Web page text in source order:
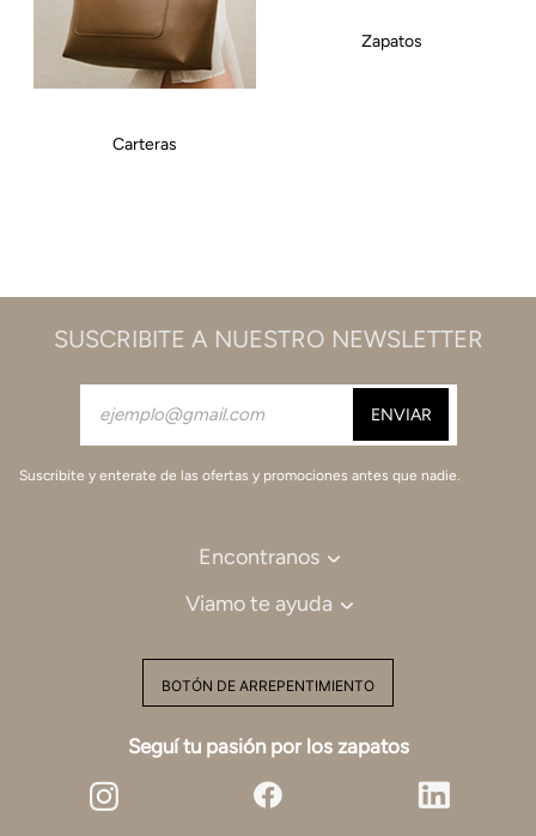
Carteras
Zapatos
SUSCRIBITE A NUESTRO NEWSLETTER
Suscribite y enterate de las ofertas y promociones antes que nadie.
Encontranos
Viamo te ayuda
BOTÓN DE ARREPENTIMIENTO
Seguí tu pasión por los zapatos